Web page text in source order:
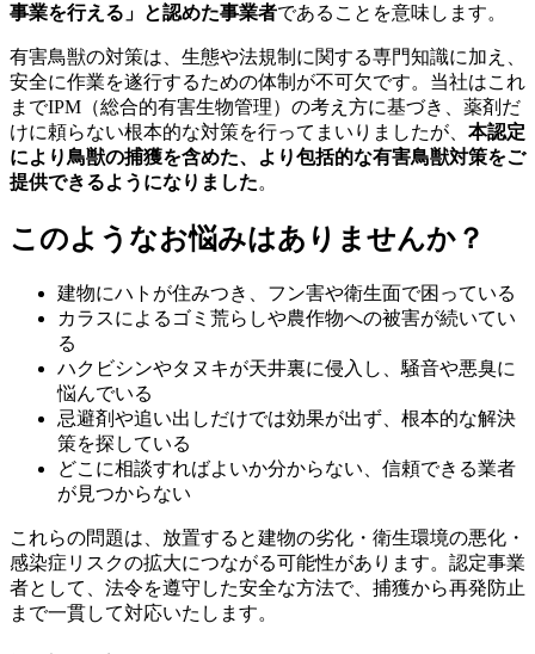
事業を行える」と認めた事業者であることを意味します。
有害鳥獣の対策は、生態や法規制に関する専門知識に加え、
安全に作業を遂行するための体制が不可欠です。当社はこれ
までIPM（総合的有害生物管理）の考え方に基づき、薬剤だ
けに頼らない根本的な対策を行ってまいりましたが、 本認定
により鳥獣の捕獲を含めた、より包括的な有害鳥獣対策をご
提供できるようになりました。
このようなお悩みはありませんか？
建物にハトが住みつき、フン害や衛生面で困っている
カラスによるゴミ荒らしや農作物への被害が続いてい
る
ハクビシンやタヌキが天井裏に侵入し、騒音や悪臭に
悩んでいる
忌避剤や追い出しだけでは効果が出ず、根本的な解決
策を探している
どこに相談すればよいか分からない、信頼できる業者
が見つからない
これらの問題は、放置すると建物の劣化・衛生環境の悪化・
感染症リスクの拡大につながる可能性があります。認定事業
者として、法令を遵守した安全な方法で、捕獲から再発防止
まで一貫して対応いたします。